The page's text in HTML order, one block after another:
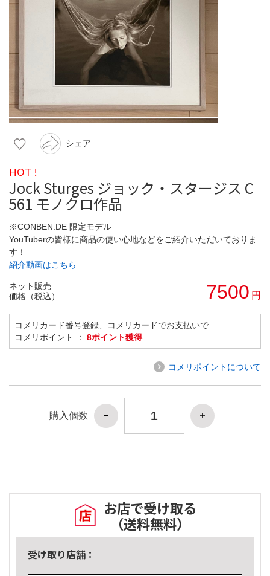
シェア
HOT !
Jock Sturges ジョック・スタージス C
561 モノクロ作品
※CONBEN.DE 限定モデル
YouTuberの皆様に商品の使い心地などをご紹介いただいておりま
す！
紹介動画はこちら
ネット販売
価格（税込）
7500 円
コメリカード番号登録、コメリカードでお支払いで
コメリポイント ： 8ポイント獲得
コメリポイントについて
購入個数
お店で受け取る
（送料無料）
受け取り店舗：